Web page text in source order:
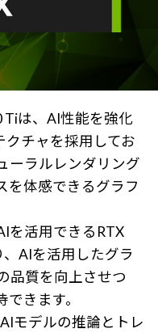
Tiは、AI性能を強化
クチャを採用してお
ーラルレンダリング
を体感できるグラフ
を活用できるRTX
、AIを活用したグラ
品質を向上させつ
きます。
モデルの推論とトレ